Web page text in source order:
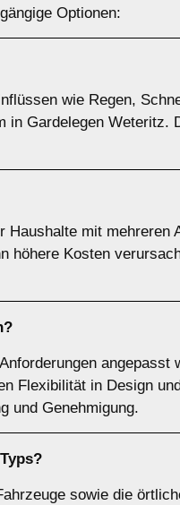
Optionen:
wie Regen,
Gardelegen Weteritz.
mit mehreren
höhere Kosten
?
angepasst
Flexibilität in Design
und Genehmigung.
sowie die